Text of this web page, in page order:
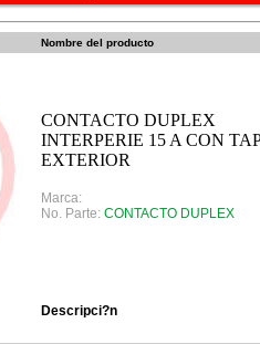
Nombre del producto
CONTACTO DUPLEX
INTERPERIE 15 A CON
EXTERIOR
Marca:
No. Parte: CONTACTO DUPLEX
Descripci?n